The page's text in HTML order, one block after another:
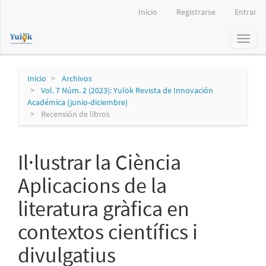
principal
Inicio Registrarse Entrar
Toggle
Inicio
Archivos
Vol. 7 Núm. 2 (2023): Yulök Revista de Innovación
Académica (junio-diciembre)
Recensión de libros
Il·lustrar la Ciència
Aplicacions de la
literatura gràfica en
contextos científics i
divulgatius